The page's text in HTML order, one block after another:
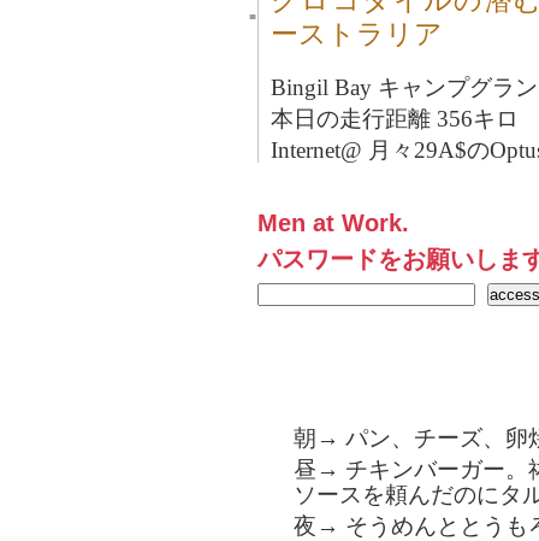
■
ーストラリア
Bingil Bay キャンプグラ
本日の走行距離 356キロ
Internet@ 月々29A$の
Men at Work.
パスワードをお願いしま
朝→ パン、チーズ、卵
昼→ チキンバーガー。
ソースを頼んだのにタ
夜→ そうめんととうも